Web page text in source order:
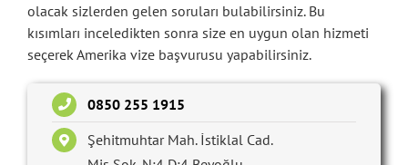
olacak sizlerden gelen soruları bulabilirsiniz. Bu
kısımları inceledikten sonra size en uygun olan hizmeti
seçerek Amerika vize başvurusu yapabilirsiniz.
0850 255 1915
Şehitmuhtar Mah. İstiklal Cad.